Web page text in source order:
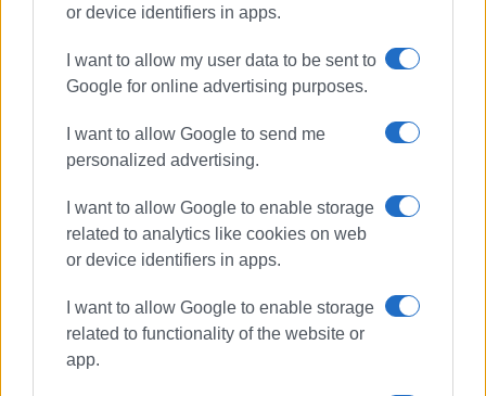
or device identifiers in apps.
I want to allow my user data to be sent to
Google for online advertising purposes.
I want to allow Google to send me
personalized advertising.
I want to allow Google to enable storage
related to analytics like cookies on web
or device identifiers in apps.
I want to allow Google to enable storage
related to functionality of the website or
app.